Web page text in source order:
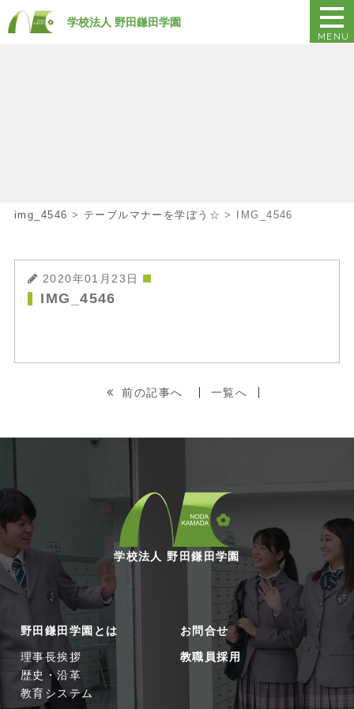
学校法人 野田鎌田学園
MENU
img_4546 > テーブルマナーを学ぼう☆ > IMG_4546
2020年01月23日
IMG_4546
前の記事へ 一覧へ
学校法人 野田鎌田学園
野田鎌田学園とは
理事長挨拶
歴史・沿革
教育システム
お問合せ
教職員採用